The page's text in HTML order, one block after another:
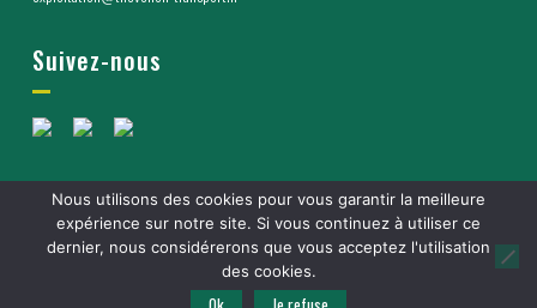
Suivez-nous
MENTIONS LÉGALES RGPD
CONDITIONS GÉNÉRALES
Réalisé par les experts de Bonne
Nouvelle !|
Nous utilisons des cookies pour vous garantir la meilleure
expérience sur notre site. Si vous continuez à utiliser ce
dernier, nous considérerons que vous acceptez l'utilisation
des cookies.